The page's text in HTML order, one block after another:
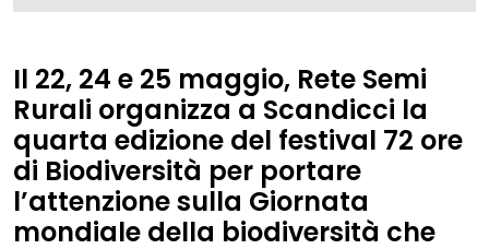
Il 22, 24 e 25 maggio, Rete Semi
Rurali organizza a Scandicci la
quarta edizione del festival 72 ore
di Biodiversità per portare
l’attenzione sulla Giornata
mondiale della biodiversità che